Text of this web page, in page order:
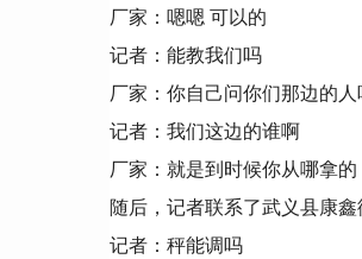
厂家：嗯嗯 可以的
记者：能教我们吗
厂家：你自己问你们那边的
记者：我们这边的谁啊
厂家：就是到时候你从哪拿
随后，记者联系了武义县康
记者：秤能调吗